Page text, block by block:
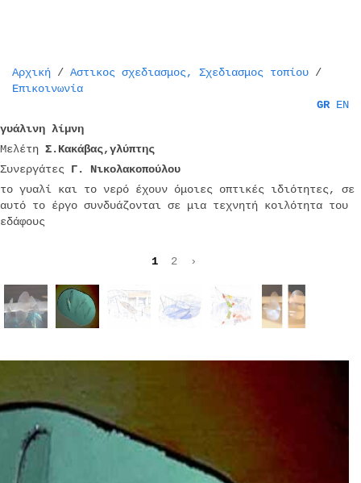
Αρχική / Aστικος σχεδιασμος, Σχεδιασμος τοπίου /
Επικοινωνία
GR EN
γυάλινη λίμνη
Μελέτη Σ.Κακάβας,γλύπτης
Συνεργάτες Γ. Νικολακοπούλου
το γυαλί και το νερό έχουν όμοιες οπτικές ιδιότητες, σε
αυτό το έργο συνδυάζονται σε μια τεχνητή κοιλότητα του
εδάφους
1 2 ›